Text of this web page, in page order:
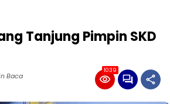
Tanjung Pimpin SKD
Baca
1039